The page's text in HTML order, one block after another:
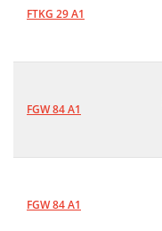
FTKG 29 A1
FGW 84 A1
FGW 84 A1